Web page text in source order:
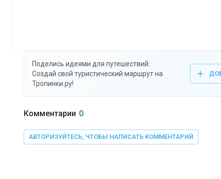
Поделись идеями для путешествий.
Создай свой туристический маршрут на
Тропинки.ру!
Комментарии 0
АВТОРИЗУЙТЕСЬ, ЧТОБЫ НАПИСАТЬ КОММЕНТАРИЙ